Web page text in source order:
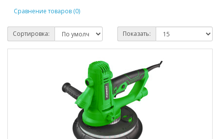
Сравнение товаров (0)
Сортировка: Показать: